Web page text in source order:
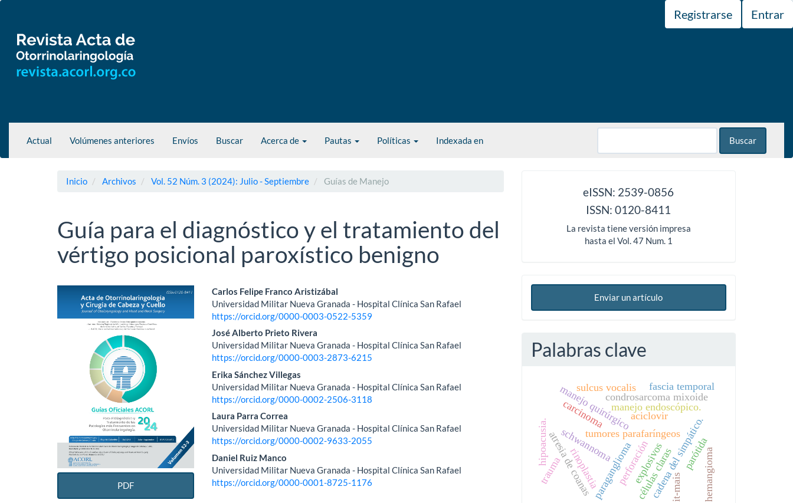
principal
Barra
lateral
Registrarse Entrar
Actual Volúmenes anteriores Envíos Buscar Acerca de Pautas Políticas Indexada en Buscar
Inicio Archivos Vol. 52 Núm. 3 (2024): Julio - Septiembre Guías de Manejo
Guía para el diagnóstico y el tratamiento del
vértigo posicional paroxístico benigno
Barra
lateral
artículo
PDF
Contenido
principal
del
artículo
Carlos Felipe Franco Aristizábal
Universidad Militar Nueva Granada - Hospital Clínica San Rafael
https://orcid.org/0000-0003-0522-5359
José Alberto Prieto Rivera
Universidad Militar Nueva Granada - Hospital Clínica San Rafael
https://orcid.org/0000-0003-2873-6215
Erika Sánchez Villegas
Universidad Militar Nueva Granada - Hospital Clínica San Rafael
https://orcid.org/0000-0002-2506-3118
Laura Parra Correa
Universidad Militar Nueva Granada - Hospital Clínica San Rafael
https://orcid.org/0000-0002-9633-2055
Daniel Ruiz Manco
Universidad Militar Nueva Granada - Hospital Clínica San Rafael
https://orcid.org/0000-0001-8725-1176
eISSN: 2539-0856
ISSN: 0120-8411
La revista tiene versión impresa
hasta el Vol. 47 Num. 1
Enviar un artículo
Palabras clave
schwannomaparaganglioma
tumores parafaríngeos
cadena del simpático.
atresia de coanas
manejo quirúrgicomanejo endoscópico.
condrosarcoma mixoide
perforación
trauma explosivos
hipoacusia.
sulcus vocalis fascia temporal
aciclovir
carcinoma
células claras parótidahemangioma
it-mais
rinoplastia